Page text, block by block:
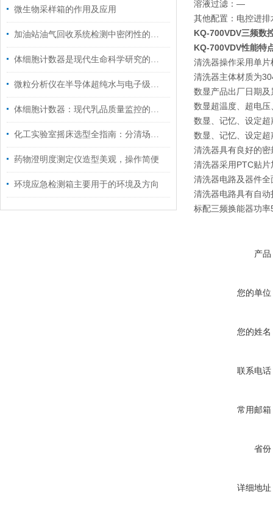
微生物采样箱的作用及应用
加油站油气回收系统检测中密闭性的检测方法
体细胞计数器是现代生命科学研究的得力助手
微粒分析仪在半导体超纯水与电子级化学品检测中的关键作用
体细胞计数器：现代乳品质量监控的关键工具
化工实验室摇床选型全指南：分清场景、吃透参数，选对设备少走弯路
药物澄明度测定仪造型美观，操作简便
环境应急检测箱主要用于的环境及方向
溶液过滤：—
其他配置：电控进
KQ-700VDV三频数
KQ-700VDV性能特
清洗器操作采用单片
清洗器主体材质为
数显产品出厂日期
数显超温度、超电
数显、记忆、设定
数显、记忆、设定
清洗器具有良好的
清洗器采用PTC贴片
清洗器电路及器件
清洗器电路具有自动
标配三频换能器功
产品
您的单位
您的姓名
联系电话
常用邮箱
省份
详细地址